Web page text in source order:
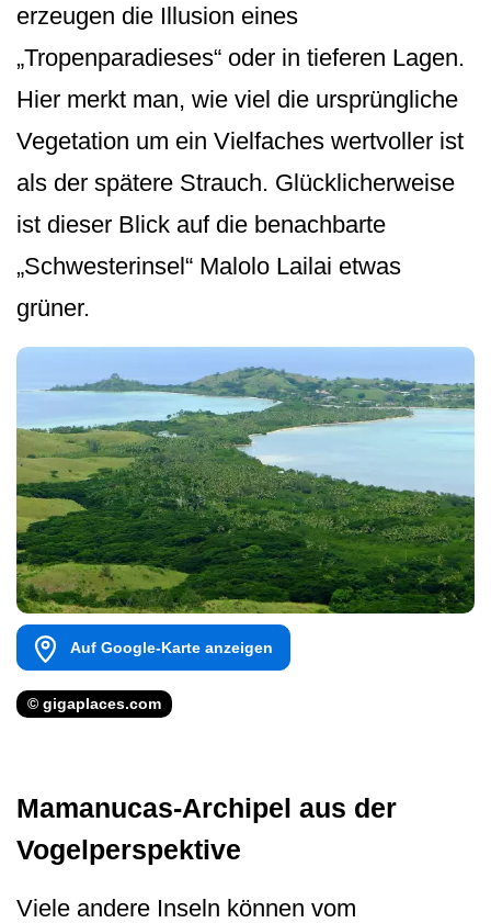
erzeugen die Illusion eines
„Tropenparadieses“ oder in tieferen Lagen.
Hier merkt man, wie viel die ursprüngliche
Vegetation um ein Vielfaches wertvoller ist
als der spätere Strauch. Glücklicherweise
ist dieser Blick auf die benachbarte
„Schwesterinsel“ Malolo Lailai etwas
grüner.
Auf Google-Karte anzeigen
© gigaplaces.com
Mamanucas-Archipel aus der
Vogelperspektive
Viele andere Inseln können vom